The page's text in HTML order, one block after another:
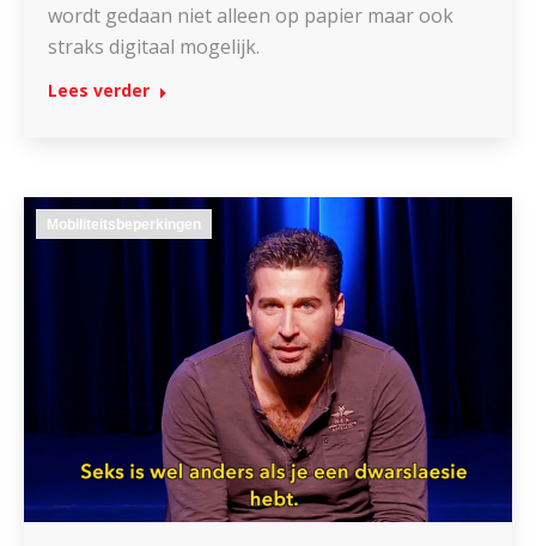
wordt gedaan niet alleen op papier maar ook
straks digitaal mogelijk.
Lees verder
Mobiliteitsbeperkingen